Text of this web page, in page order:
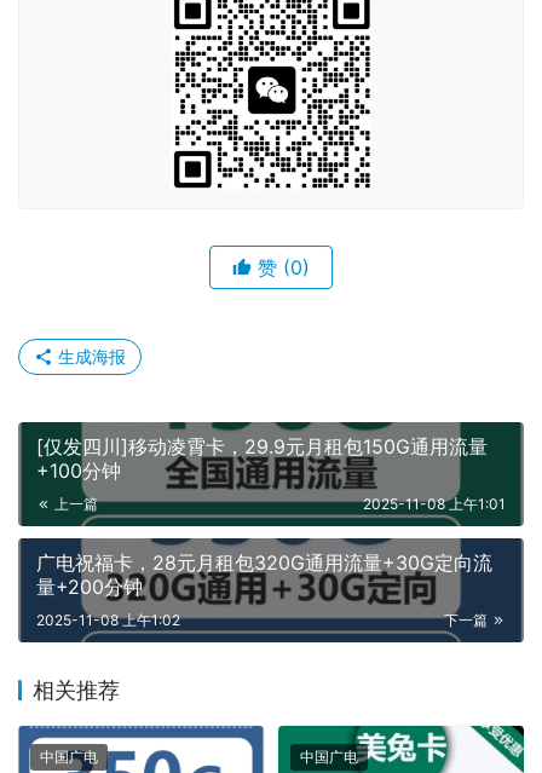
赞 (0)
生成海报
[仅发四川]移动凌霄卡，29.9元月租包150G通用流量
+100分钟
上一篇 2025-11-08 上午1:01
广电祝福卡，28元月租包320G通用流量+30G定向流
量+200分钟
下一篇
2025-11-08 上午1:02
相关推荐
中国广电 中国广电